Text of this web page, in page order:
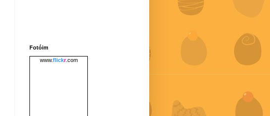
Fotóim
www.flickr.com